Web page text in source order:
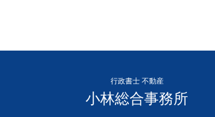
行政書士 不動産
小林総合事務所